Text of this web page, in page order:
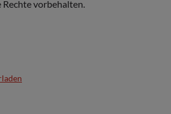
vorbehalten.